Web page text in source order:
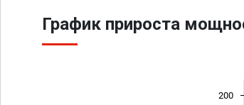
График прироста
200